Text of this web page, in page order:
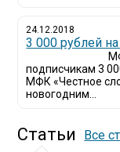
24.12.2018
3 000 рублей
подписчикам 3
МФК «Честное
новогодним...
Статьи Все